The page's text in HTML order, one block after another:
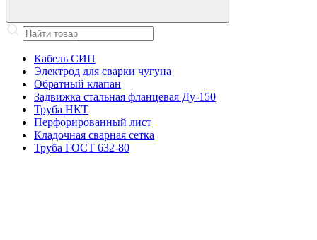
Кабель СИП
Электрод для сварки чугуна
Обратный клапан
Задвижка стальная фланцевая Ду-150
Труба НКТ
Перфорированный лист
Кладочная сварная сетка
Труба ГОСТ 632-80